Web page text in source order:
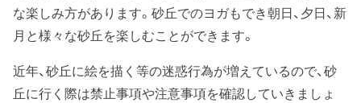
な楽しみ方があります。砂丘でのヨガもでき朝日、夕日、新
月と様々な砂丘を楽しむことができます。
近年、砂丘に絵を描く等の迷惑行為が増えているので、砂
丘に行く際は禁止事項や注意事項を確認していきましょ